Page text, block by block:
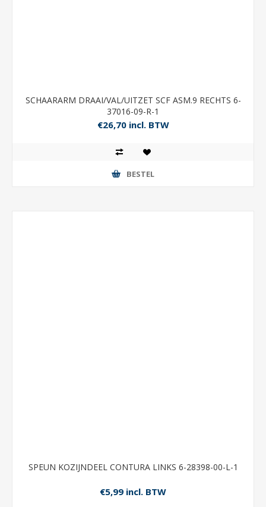
SCHAARARM DRAAI/VAL/UITZET SCF ASM.9 RECHTS 6-
37016-09-R-1
€26,70 incl. BTW
BESTEL
SPEUN KOZIJNDEEL CONTURA LINKS 6-28398-00-L-1
€5,99 incl. BTW